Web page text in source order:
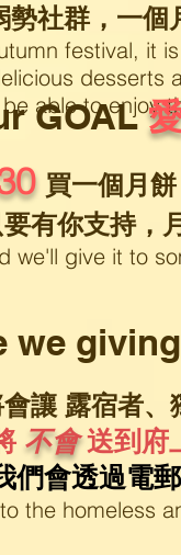
勢社群，一
festival, it
able to enjoy
GOAL
買一個月
有你支持
we'll give it to
we
讓 露宿者
不會 送到府
們會透過電
the homeless